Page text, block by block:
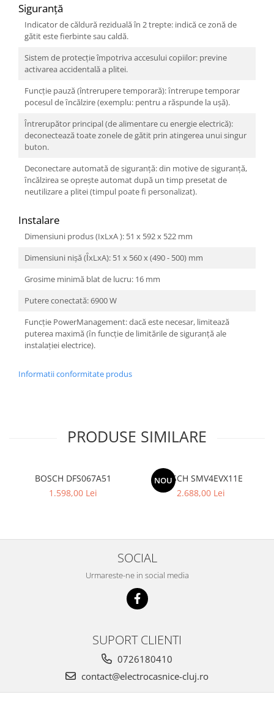
Siguranță
Indicator de căldură reziduală în 2 trepte: indică ce zonă de
gătit este fierbinte sau caldă.
Sistem de protecţie împotriva accesului copiilor: previne
activarea accidentală a plitei.
Funcție pauză (întrerupere temporară): ȋntrerupe temporar
pocesul de ȋncălzire (exemplu: pentru a răspunde la uşă).
Întrerupător principal (de alimentare cu energie electrică):
deconectează toate zonele de gătit prin atingerea unui singur
buton.
Deconectare automată de siguranţă: din motive de siguranță,
ȋncălzirea se oprește automat după un timp presetat de
neutilizare a plitei (timpul poate fi personalizat).
Instalare
Dimensiuni produs (IxLxA ): 51 x 592 x 522 mm
Dimensiuni nișă (ȊxLxA): 51 x 560 x (490 - 500) mm
Grosime minimă blat de lucru: 16 mm
Putere conectată: 6900 W
Funcţie PowerManagement: dacă este necesar, limitează
puterea maximă (ȋn funcție de limitările de siguranță ale
instalației electrice).
Informatii conformitate produs
PRODUSE SIMILARE
BOSCH DFS067A51
1.598,00 Lei
NOU
BOSCH SMV4EVX11E
2.688,00 Lei
SOCIAL
Urmareste-ne in social media
SUPORT CLIENTI
0726180410
contact@electrocasnice-cluj.ro